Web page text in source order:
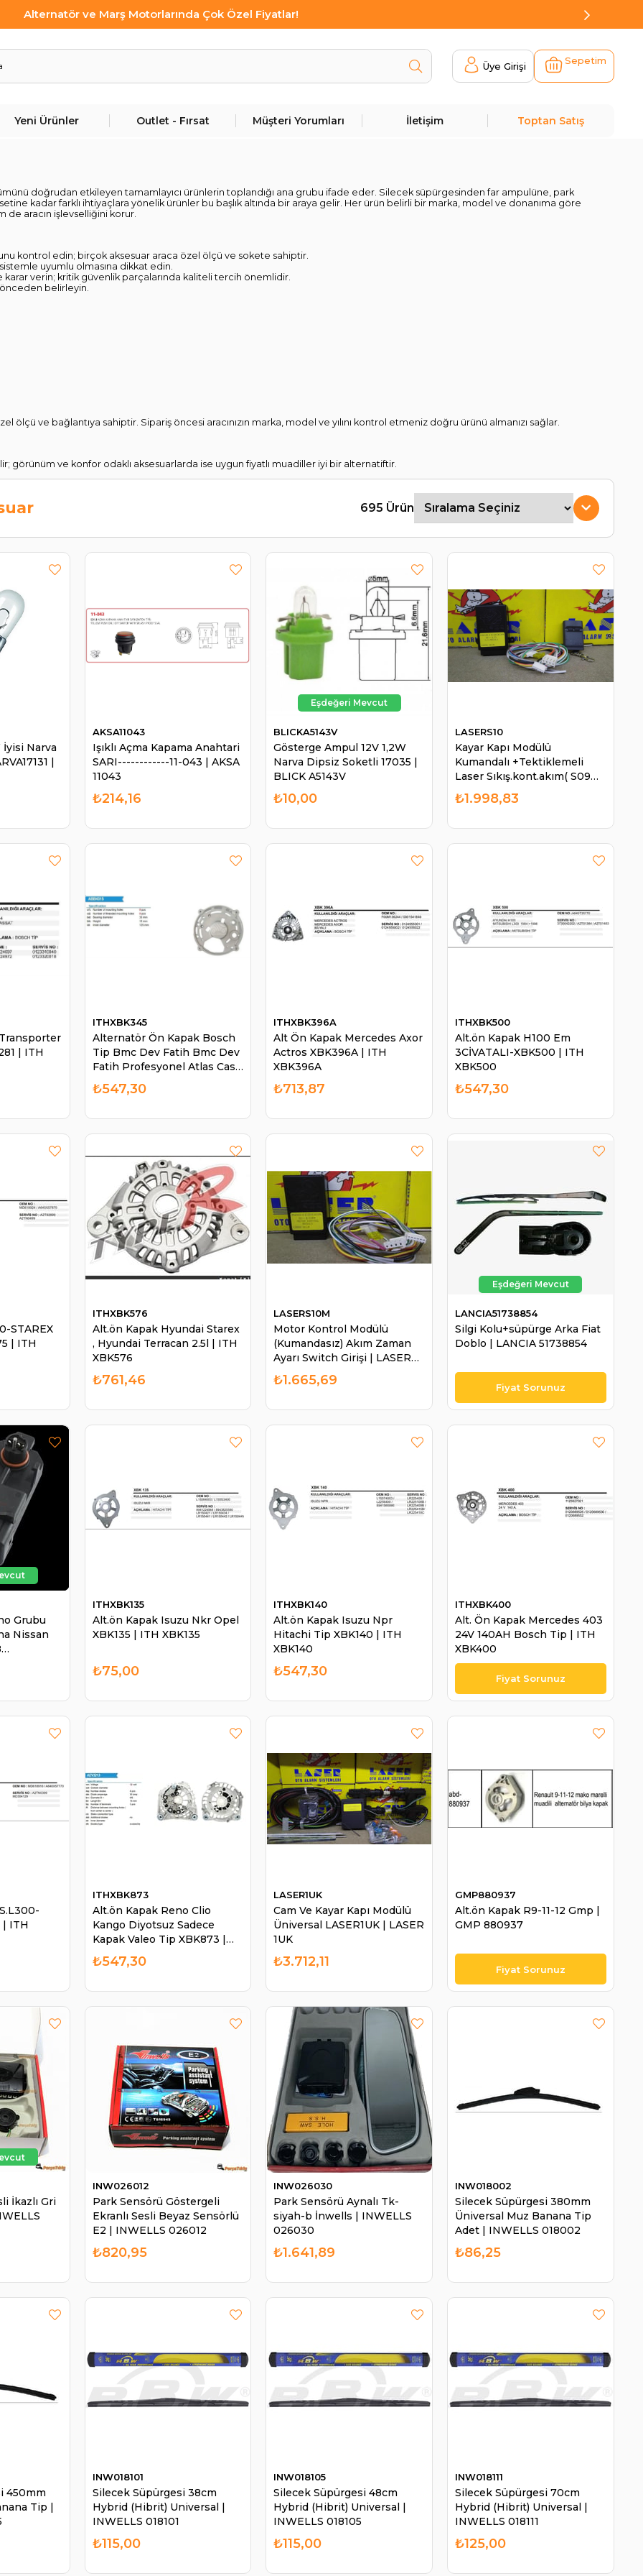
Alternatör ve Marş Motorlarında Çok Özel Fiyatlar!
Üye Girişi Sepetim
Yeni Ürünler Outlet - Fırsat Müşteri Yorumları İletişim Toptan Satış
doğrudan etkileyen tamamlayıcı ürünlerin toplandığı ana grubu ifade eder. Silecek süpürgesinden far ampulüne, park
kadar farklı ihtiyaçlara yönelik ürünler bu başlık altında bir araya gelir. Her ürün belirli bir marka, model ve donanıma göre
aracın işlevselliğini korur.
kontrol edin; birçok aksesuar araca özel ölçü ve sokete sahiptir.
uyumlu olmasına dikkat edin.
verin; kritik güvenlik parçalarında kaliteli tercih önemlidir.
önceden belirleyin.
ve bağlantıya sahiptir. Sipariş öncesi aracınızın marka, model ve yılını kontrol etmeniz doğru ürünü almanızı sağlar.
görünüm ve konfor odaklı aksesuarlarda ise uygun fiyatlı muadiller iyi bir alternatiftir.
695 Ürün
İyisi Narva
|
Işıklı Açma Kapama Anahtari
SARI------------11-043 | AKSA
11043
AKSA11043
₺214,16
Gösterge Ampul 12V 1,2W
Narva Dipsiz Soketli 17035 |
BLICK A5143V
BLICKA5143V
₺10,00
Kayar Kapı Modülü
Kumandalı +Tektiklemeli
Laser Sıkış.kont.akım( S09
S10 S11 ) 12960 12949 |
LASER S10
LASERS10
₺1.998,83
| ITH
Alternatör Ön Kapak Bosch
Tip Bmc Dev Fatih Bmc Dev
Fatih Profesyonel Atlas Case
Cummıns | ITH XBK345
ITHXBK345
₺547,30
Alt Ön Kapak Mercedes Axor
Actros XBK396A | ITH
XBK396A
ITHXBK396A
₺713,87
Alt.ön Kapak H100 Em
3CİVATALI-XBK500 | ITH
XBK500
ITHXBK500
₺547,30
STAREX
| ITH
Alt.ön Kapak Hyundai Starex
, Hyundai Terracan 2.5l | ITH
XBK576
ITHXBK576
₺761,46
Motor Kontrol Modülü
(Kumandasız) Akım Zaman
Ayarı Switch Girişi | LASER
S10M
LASERS10M
₺1.665,69
Silgi Kolu+süpürge Arka Fiat
Doblo | LANCIA 51738854
LANCIA51738854
Grubu
Nissan
|
Alt.ön Kapak Isuzu Nkr Opel
XBK135 | ITH XBK135
ITHXBK135
₺75,00
Alt.ön Kapak Isuzu Npr
Hitachi Tip XBK140 | ITH
XBK140
ITHXBK140
₺547,30
Alt. Ön Kapak Mercedes 403
24V 140AH Bosch Tip | ITH
XBK400
ITHXBK400
| ITH
Alt.ön Kapak Reno Clio
Kango Diyotsuz Sadece
Kapak Valeo Tip XBK873 |
ITH XBK873
ITHXBK873
₺547,30
Cam Ve Kayar Kapı Modülü
Üniversal LASER1UK | LASER
1UK
LASER1UK
₺3.712,11
Alt.ön Kapak R9-11-12 Gmp |
GMP 880937
GMP880937
İkazlı Gri
Park Sensörü Göstergeli
Ekranlı Sesli Beyaz Sensörlü
E2 | INWELLS 026012
INW026012
₺820,95
Park Sensörü Aynalı Tk-
siyah-b İnwells | INWELLS
026030
INW026030
₺1.641,89
Silecek Süpürgesi 380mm
Üniversal Muz Banana Tip
Adet | INWELLS 018002
INW018002
₺86,25
450mm
Tip |
Silecek Süpürgesi 38cm
Hybrid (Hibrit) Universal |
INWELLS 018101
INW018101
₺115,00
Silecek Süpürgesi 48cm
Hybrid (Hibrit) Universal |
INWELLS 018105
INW018105
₺115,00
Silecek Süpürgesi 70cm
Hybrid (Hibrit) Universal |
INWELLS 018111
INW018111
₺125,00